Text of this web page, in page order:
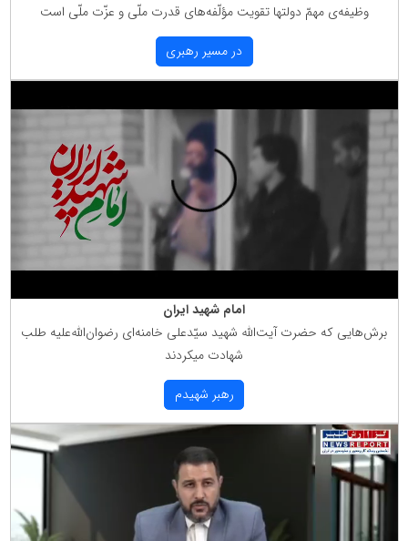
وظیفه‌ی مهمّ دولتها تقویت مؤلّفه‌های قدرت ملّی و عزّت ملّی است
در مسیر رهبری
امام شهید ایران
برش‌هایی كه حضرت آیت‌الله شهید سیّدعلی خامنه‌ای رضوان‌الله‌علیه طلب
شهادت میكردند
رهبر شهیدم